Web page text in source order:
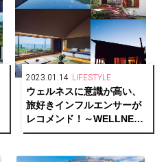
2023.01.14 LIFESTYLE
ウェルネスに意識が高い、
旅好きインフルエンサーが
レコメンド！～WELLNESS
PERSON SELECTIONS～